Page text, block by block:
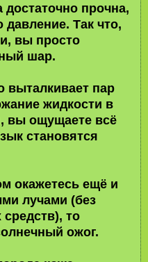
прочна,
Так что,
вы просто
шар.
выталкивает пар
жидкости в
вы ощущаете всё
становятся
окажетесь ещё и
лучами (без
то
ожог.